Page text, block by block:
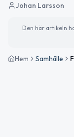
Johan Larsson
Den här artikeln
Hem Samhälle